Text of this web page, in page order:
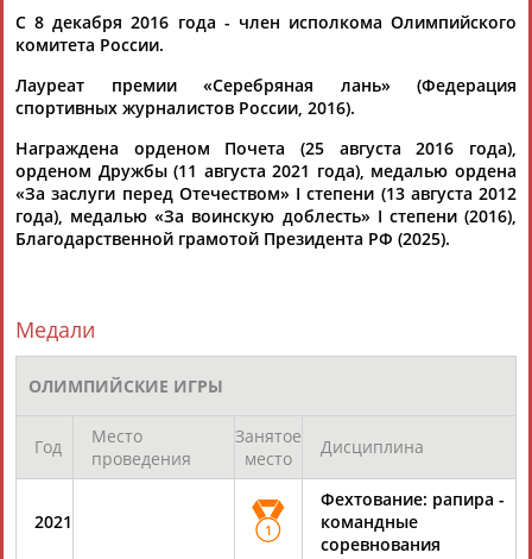
Камалудин
Абдула
24 персон из 13181
ЕЩЁ ПЕРСОНЫ
ЦЕЛИ ПРОЕКТА КОНТАКТЫ
Вопросы сотрудничества и совместной деятельностиinform@infosport.ru
С 8 декабря 2016 года - член исполкома Олимпийского
комитета России.
Лауреат премии «Серебряная лань» (Федерация
спортивных журналистов России, 2016).
Награждена орденом Почета (25 августа 2016 года),
орденом Дружбы (11 августа 2021 года), медалью ордена
«За заслуги перед Отечеством» I степени (13 августа 2012
года), медалью «За воинскую доблесть» I степени (2016),
Благодарственной грамотой Президента РФ (2025).
Медали
ОЛИМПИЙСКИЕ ИГРЫ
Год
Место
проведения
Занятое
место
Дисциплина
2021 1
Фехтование: рапира -
командные
соревнования